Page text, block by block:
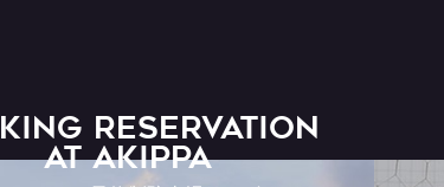
RESERVATION
AT Akippa